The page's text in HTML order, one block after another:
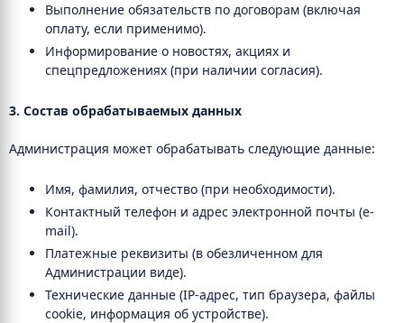
Выполнение обязательств по договорам (включая
оплату, если применимо).
Информирование о новостях, акциях и
спецпредложениях (при наличии согласия).
3. Состав обрабатываемых данных
Администрация может обрабатывать следующие данные:
Имя, фамилия, отчество (при необходимости).
Контактный телефон и адрес электронной почты (e-
mail).
Платежные реквизиты (в обезличенном для
Администрации виде).
Технические данные (IP-адрес, тип браузера, файлы
cookie, информация об устройстве).